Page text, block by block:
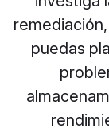
puedas